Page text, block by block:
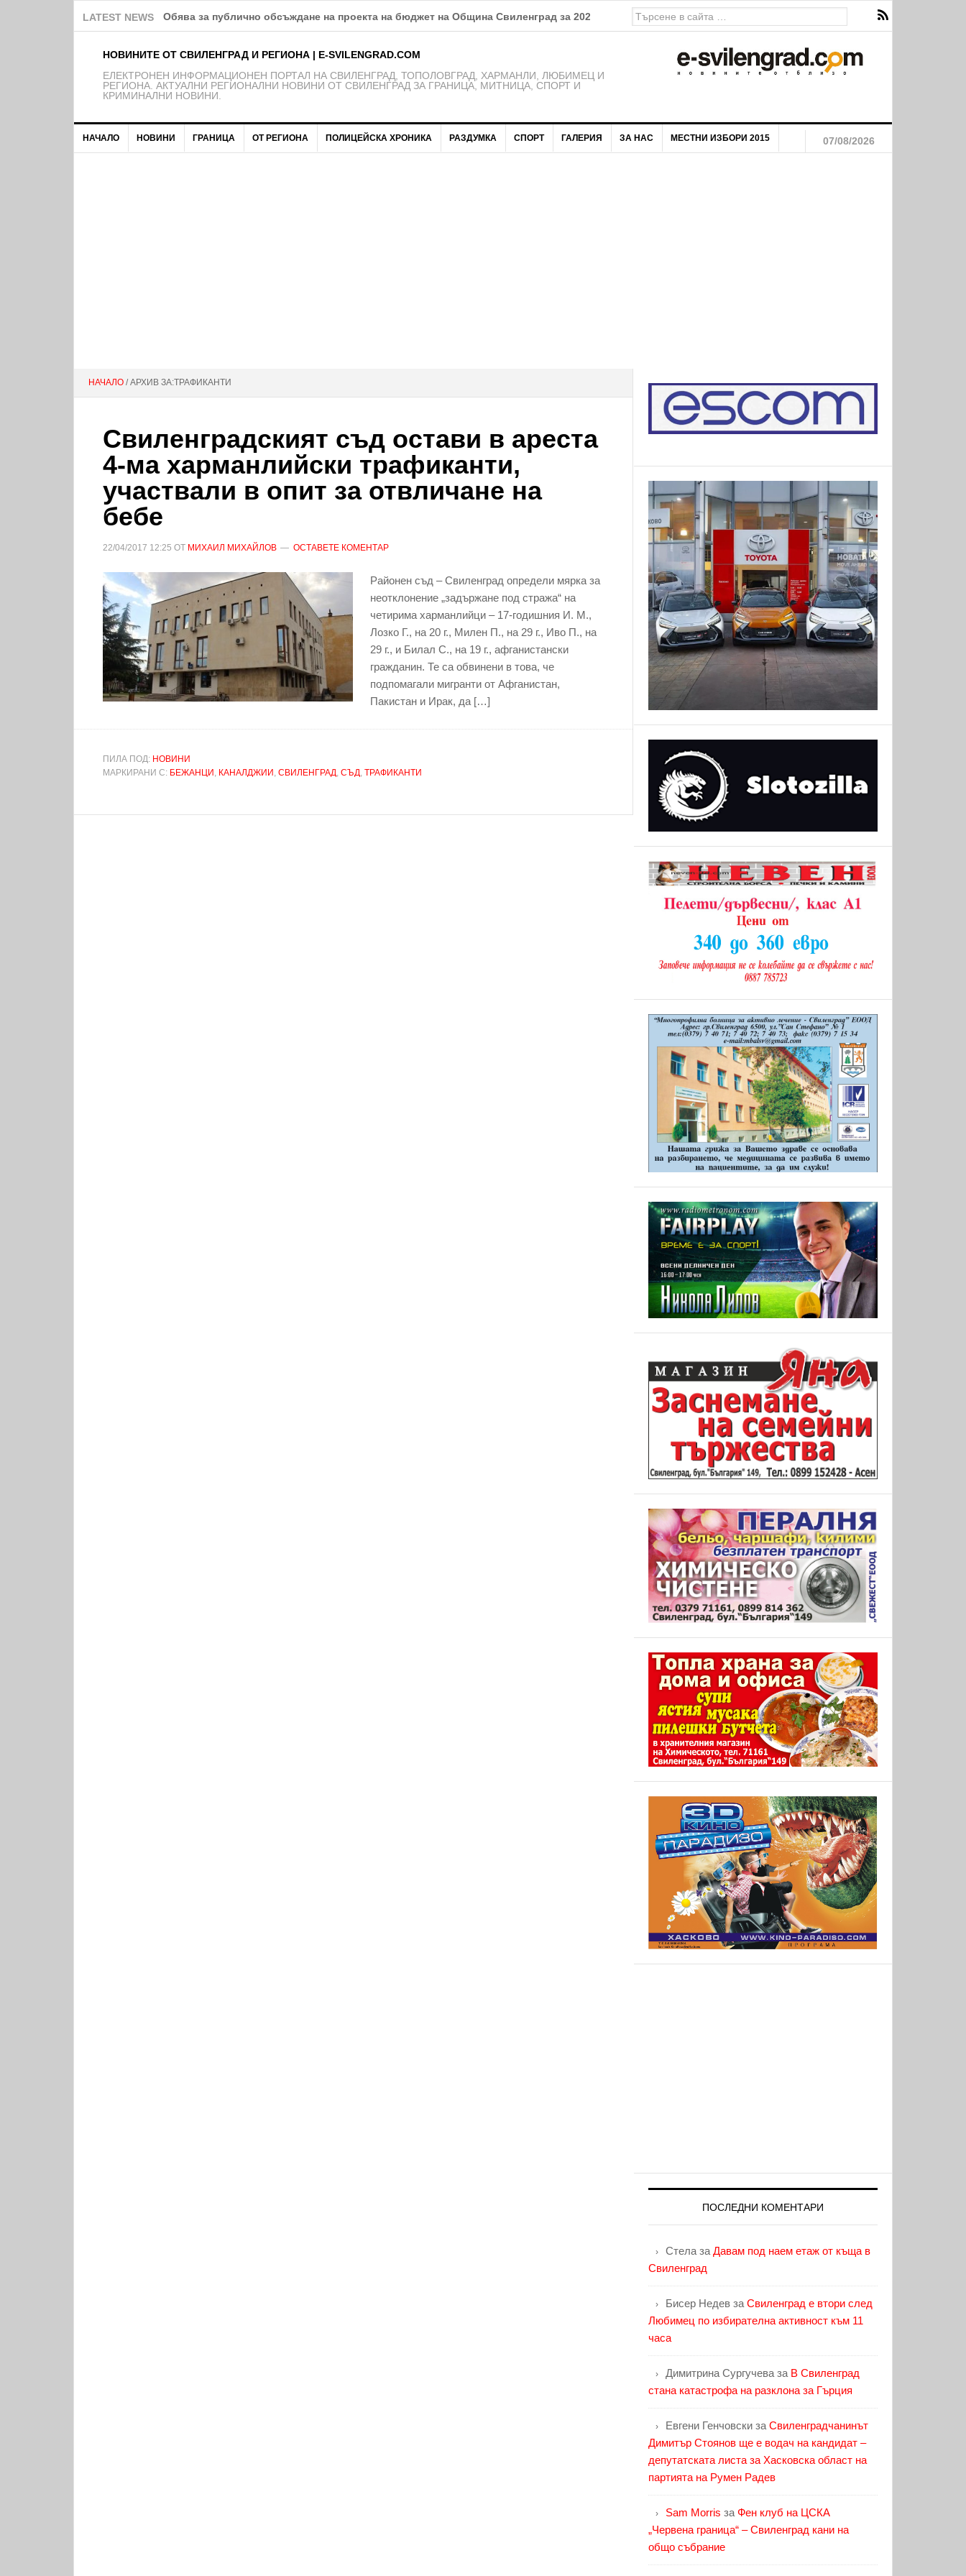
LATEST NEWS Обява за публично обсъждане на проекта на бюджет на Община Свиленград за 2026 година
НОВИНИТЕ ОТ СВИЛЕНГРАД И РЕГИОНА | E-SVILENGRAD.COM
EЛЕКТРОНЕН ИНФОРМАЦИОНЕН ПОРТАЛ НА СВИЛЕНГРАД, ТОПОЛОВГРАД, ХАРМАНЛИ, ЛЮБИМЕЦ И
РЕГИОНА. АКТУАЛНИ РЕГИОНАЛНИ НОВИНИ ОТ СВИЛЕНГРАД ЗА ГРАНИЦА, МИТНИЦА, СПОРТ И
КРИМИНАЛНИ НОВИНИ.
НАЧАЛО НОВИНИ ГРАНИЦА ОТ РЕГИОНА ПОЛИЦЕЙСКА ХРОНИКА РАЗДУМКА СПОРТ ГАЛЕРИЯ ЗА НАС МЕСТНИ ИЗБОРИ 2015 07/08/2026
НАЧАЛО / АРХИВ ЗА:ТРАФИКАНТИ
Свиленградският съд остави в ареста
4-ма харманлийски трафиканти,
участвали в опит за отвличане на
бебе
22/04/2017 12:25 ОТ МИХАИЛ МИХАЙЛОВ ОСТАВЕТЕ КОМЕНТАР
Районен съд – Свиленград определи мярка за
неотклонение „задържане под стража“ на
четирима харманлийци – 17-годишния И. М.,
Лозко Г., на 20 г., Милен П., на 29 г., Иво П., на
29 г., и Билал С., на 19 г., афганистански
гражданин. Те са обвинени в това, че
подпомагали мигранти от Афганистан,
Пакистан и Ирак, да […]
ПИЛА ПОД: НОВИНИ
МАРКИРАНИ С: БЕЖАНЦИ , КАНАЛДЖИИ , СВИЛЕНГРАД, СЪД, ТРАФИКАНТИ
ПОСЛЕДНИ КОМЕНТАРИ
Стела за Давам под наем етаж от къща в
Свиленград
Бисер Недев за Свиленград е втори след
Любимец по избирателна активност към 11
часа
Димитрина Сургучева за В Свиленград
стана катастрофа на разклона за Гърция
Евгени Генчовски за Свиленградчанинът
Димитър Стоянов ще е водач на кандидат –
депутатската листа за Хасковска област на
партията на Румен Радев
Sam Morris за Фен клуб на ЦСКА
„Червена граница“ – Свиленград кани на
общо събрание